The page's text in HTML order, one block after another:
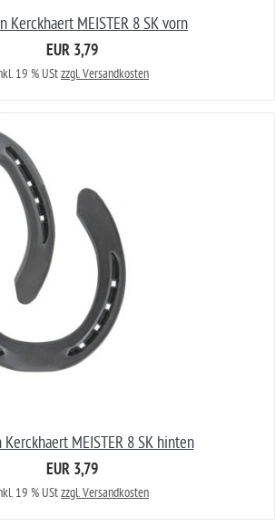
Kerckhaert MEISTER 8 SK vorn
EUR 3,79
19 % UStzzgl. Versandkosten
Kerckhaert MEISTER 8 SK hinten
EUR 3,79
19 % UStzzgl. Versandkosten